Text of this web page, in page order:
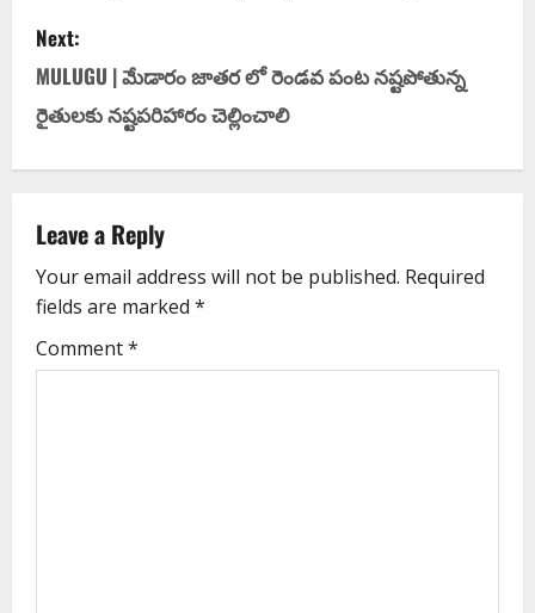
Next:
MULUGU | మేడారం జాతర లో రెండవ పంట నష్టపోతున్న
రైతులకు నష్టపరిహారం చెల్లించాలి
Leave a Reply
Your email address will not be published. Required
fields are marked *
Comment*